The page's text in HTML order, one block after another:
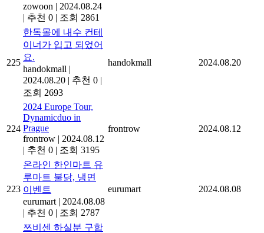
zowoon | 2024.08.24
| 추천 0 | 조회 2861
225
한독몰에 내수 컨테
이너가 입고 되었어
요.
handokmall |
2024.08.20 | 추천 0 |
조회 2693
handokmall 2024.08.20
224
2024 Europe Tour,
Dynamicduo in
Prague
frontrow | 2024.08.12
| 추천 0 | 조회 3195
frontrow 2024.08.12
223
온라인 한인마트 유
루마트 불닭, 냉면
이벤트
eurumart | 2024.08.08
| 추천 0 | 조회 2787
eurumart 2024.08.08
쯔비센 하실분 구합